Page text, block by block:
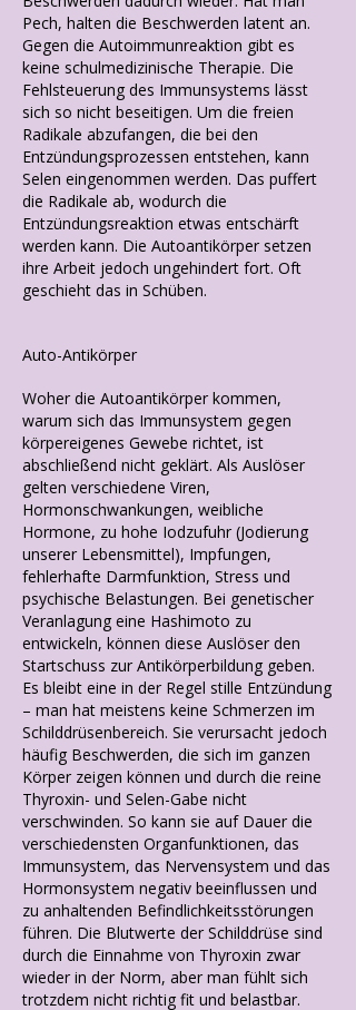
Pech, halten die Beschwerden latent an.
Gegen die Autoimmunreaktion gibt es
keine schulmedizinische Therapie. Die
Fehlsteuerung des Immunsystems lässt
sich so nicht beseitigen. Um die freien
Radikale abzufangen, die bei den
Entzündungsprozessen entstehen, kann
Selen eingenommen werden. Das puffert
die Radikale ab, wodurch die
Entzündungsreaktion etwas entschärft
werden kann. Die Autoantikörper setzen
ihre Arbeit jedoch ungehindert fort. Oft
geschieht das in Schüben.
Auto-Antikörper
Woher die Autoantikörper kommen,
warum sich das Immunsystem gegen
körpereigenes Gewebe richtet, ist
abschließend nicht geklärt. Als Auslöser
gelten verschiedene Viren,
Hormonschwankungen, weibliche
Hormone, zu hohe Iodzufuhr (Jodierung
unserer Lebensmittel), Impfungen,
fehlerhafte Darmfunktion, Stress und
psychische Belastungen. Bei genetischer
Veranlagung eine Hashimoto zu
entwickeln, können diese Auslöser den
Startschuss zur Antikörperbildung geben.
Es bleibt eine in der Regel stille Entzündung
– man hat meistens keine Schmerzen im
Schilddrüsenbereich. Sie verursacht jedoch
häufig Beschwerden, die sich im ganzen
Körper zeigen können und durch die reine
Thyroxin- und Selen-Gabe nicht
verschwinden. So kann sie auf Dauer die
verschiedensten Organfunktionen, das
Immunsystem, das Nervensystem und das
Hormonsystem negativ beeinflussen und
zu anhaltenden Befindlichkeitsstörungen
führen. Die Blutwerte der Schilddrüse sind
durch die Einnahme von Thyroxin zwar
wieder in der Norm, aber man fühlt sich
trotzdem nicht richtig fit und belastbar.